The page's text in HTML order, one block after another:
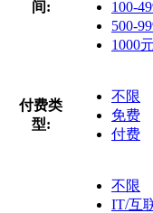
间:
100-
500-
1000
付费类
型:
不限
免费
付费
不限
IT/互